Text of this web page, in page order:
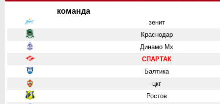
команда
зенит
Краснодар
Динамо Мх
СПАРТАК
Балтика
цкг
Ростов